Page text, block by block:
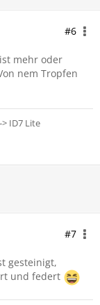
#6
mehr oder
nem Tropfen
ID7 Lite
#7
gesteinigt,
und federt